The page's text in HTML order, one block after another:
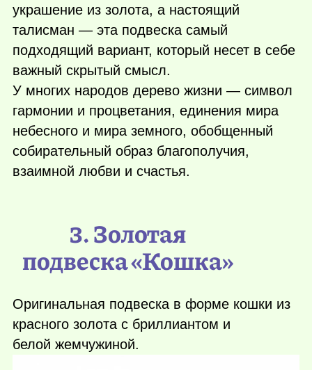
украшение из золота, а настоящий
талисман — эта подвеска самый
подходящий вариант, который несет в себе
важный скрытый смысл.
У многих народов дерево жизни — символ
гармонии и процветания, единения мира
небесного и мира земного, обобщенный
собирательный образ благополучия,
взаимной любви и счастья.
3. Золотая
подвеска «Кошка»
Оригинальная подвеска в форме кошки из
красного золота с бриллиантом и
белой жемчужиной.